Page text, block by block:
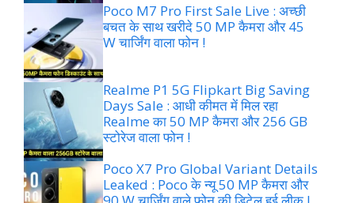
Poco M7 Pro First Sale Live : अच्छी
बचत के साथ खरीदे 50 MP कैमरा और 45
W चार्जिंग वाला फोन !
Realme P1 5G Flipkart Big Saving
Days Sale : आधी कीमत में मिल रहा
Realme का 50 MP कैमरा और 256 GB
स्टोरेज वाला फोन !
Poco X7 Pro Global Variant Details
Leaked : Poco के न्यू 50 MP कैमरा और